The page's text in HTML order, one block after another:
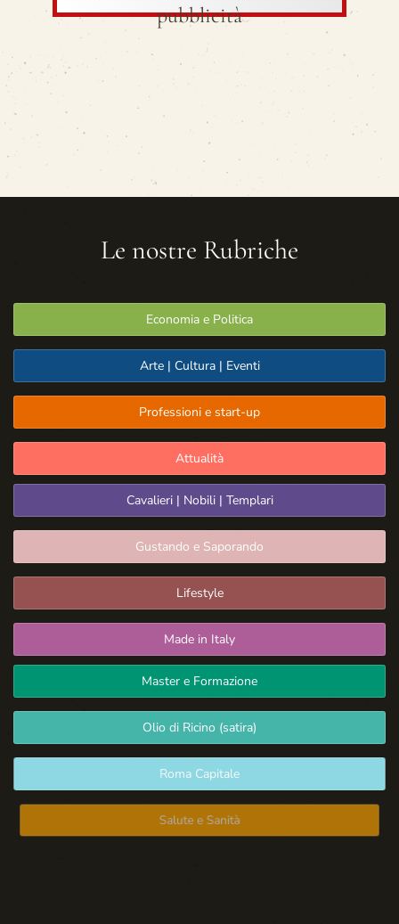
pubblicità
Le nostre Rubriche
Economia e Politica
Arte | Cultura | Eventi
Professioni e start-up
Attualità
Cavalieri | Nobili | Templari
Gustando e Saporando
Lifestyle
Made in Italy
Master e Formazione
Olio di Ricino (satira)
Roma Capitale
Salute e Sanità